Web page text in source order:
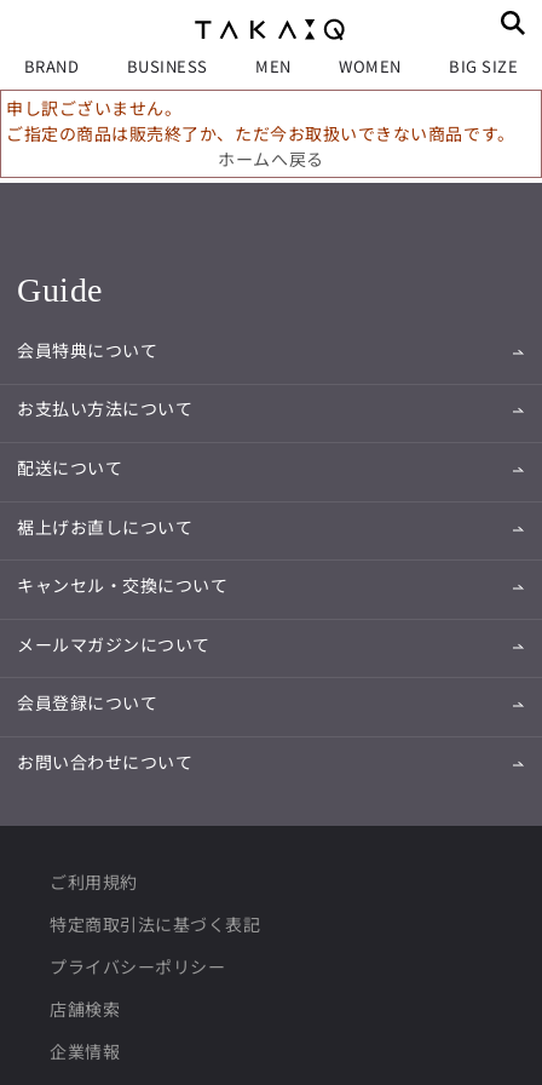
BRAND BUSINESS MEN WOMEN BIG SIZE
申し訳ございません。
ご指定の商品は販売終了か、ただ今お取扱いできない商品です。
ホームへ戻る
Guide
会員特典について
お支払い方法について
配送について
裾上げお直しについて
キャンセル・交換について
メールマガジンについて
会員登録について
お問い合わせについて
ご利用規約
特定商取引法に基づく表記
プライバシーポリシー
店舗検索
企業情報